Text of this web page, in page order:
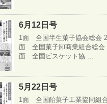
6月12日号
1面 全国半生菓子協会総会 2
面 全国菓子卸商業組合総会
面 全国ビスケット協 …
5月22日号
1面 全国飴菓子工業協同組